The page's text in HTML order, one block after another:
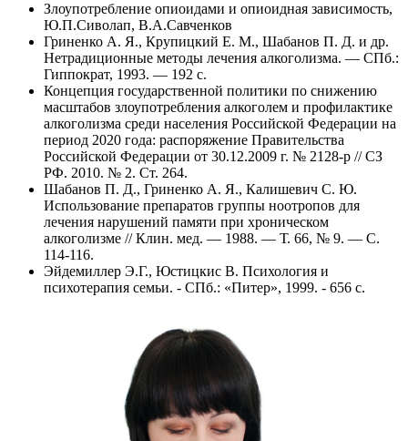
Злоупотребление опиоидами и опиоидная зависимость,
Ю.П.Сиволап, В.А.Савченков
Гриненко А. Я., Крупицкий Е. М., Шабанов П. Д. и др.
Нетрадиционные методы лечения алкоголизма. — СПб.:
Гиппократ, 1993. — 192 с.
Концепция государственной политики по снижению
масштабов злоупотребления алкоголем и профилактике
алкоголизма среди населения Российской Федерации на
период 2020 года: распоряжение Правительства
Российской Федерации от 30.12.2009 г. № 2128-р // СЗ
РФ. 2010. № 2. Ст. 264.
Шабанов П. Д., Гриненко А. Я., Калишевич С. Ю.
Использование препаратов группы ноотропов для
лечения нарушений памяти при хроническом
алкоголизме // Клин. мед. — 1988. — Т. 66, № 9. — С.
114-116.
Эйдемиллер Э.Г., Юстицкис В. Психология и
психотерапия семьи. - СПб.: «Питер», 1999. - 656 с.